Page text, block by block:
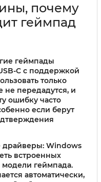
почему
геймпад
геймпады
C с поддержкой
только
не передадутся, и
ошибку часто
если берут
драйверы: Windows
встроенных
геймпада.
автоматически,